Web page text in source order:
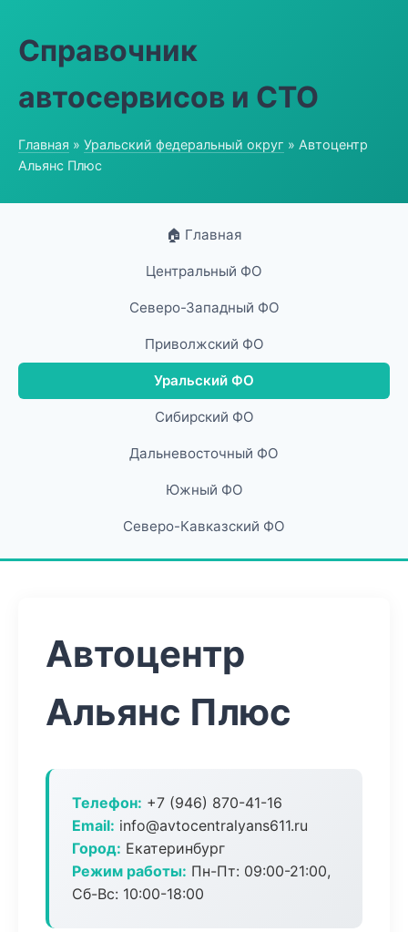
Справочник
автосервисов и СТО
Главная » Уральский федеральный округ » Автоцентр
Альянс Плюс
🏠 Главная
Центральный ФО
Северо-Западный ФО
Приволжский ФО
Уральский ФО
Сибирский ФО
Дальневосточный ФО
Южный ФО
Северо-Кавказский ФО
Автоцентр
Альянс Плюс
Телефон: +7 (946) 870-41-16
Email: info@avtocentralyans611.ru
Город: Екатеринбург
Режим работы: Пн-Пт: 09:00-21:00,
Сб-Вс: 10:00-18:00